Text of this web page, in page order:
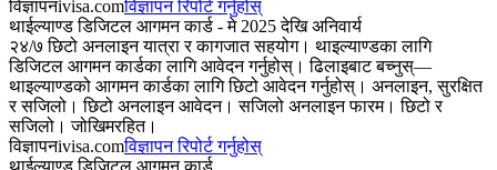
विज्ञापनivisa.comविज्ञापन रिपोर्ट गर्नुहोस्
थाईल्याण्ड डिजिटल आगमन कार्ड - मे 2025 देखि अनिवार्य
२४/७ छिटो अनलाइन यात्रा र कागजात सहयोग। थाइल्याण्डका लागि
डिजिटल आगमन कार्डका लागि आवेदन गर्नुहोस्। ढिलाइबाट बच्नुस्—
थाइल्याण्डको आगमन कार्डका लागि छिटो आवेदन गर्नुहोस्। अनलाइन, सुरक्षित
र सजिलो। छिटो अनलाइन आवेदन। सजिलो अनलाइन फारम। छिटो र
सजिलो। जोखिमरहित।
विज्ञापनivisa.comविज्ञापन रिपोर्ट गर्नुहोस्
थाईल्याण्ड डिजिटल आगमन कार्ड